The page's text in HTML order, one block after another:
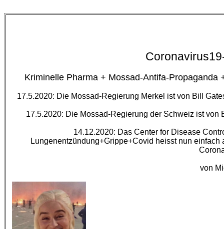
Kriminelle Pharma + Mossad-Antifa-
17.5.2020: Die Mossad-Regierung Merkel ist von Bill
17.5.2020: Die Mossad-Regierung der Schweiz ist
14.12.2020: Das Center for Disease
Lungenentzündung+Grippe+Covid heisst nun
von